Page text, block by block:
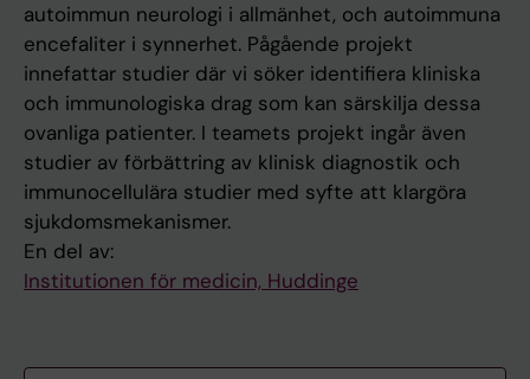
autoimmun neurologi i allmänhet, och autoimmuna
encefaliter i synnerhet. Pågående projekt
innefattar studier där vi söker identifiera kliniska
och immunologiska drag som kan särskilja dessa
ovanliga patienter. I teamets projekt ingår även
studier av förbättring av klinisk diagnostik och
immunocellulära studier med syfte att klargöra
sjukdomsmekanismer.
En del av:
Institutionen för medicin, Huddinge